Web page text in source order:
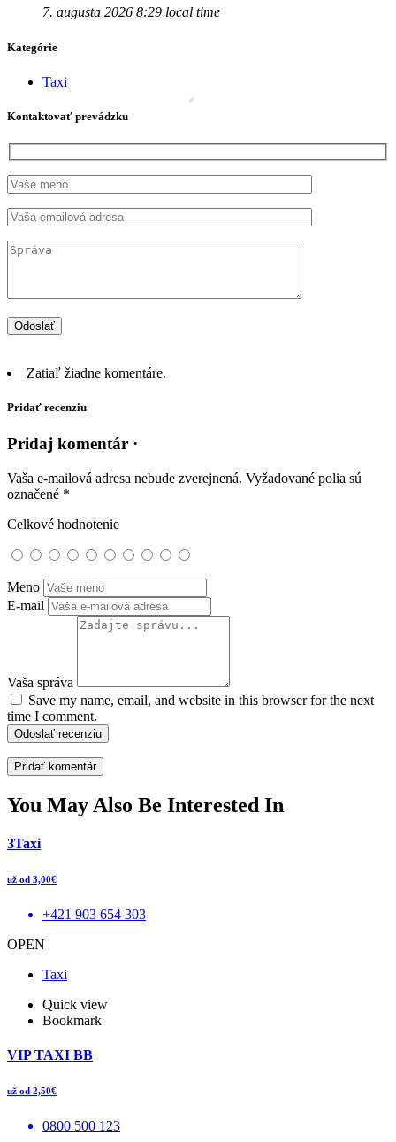
7. augusta 2026 8:29 local time
Kategórie
Taxi
Kontaktovať prevádzku
Zatiaľ žiadne komentáre.
Pridať recenziu
Pridaj komentár ·
Vaša e-mailová adresa nebude zverejnená. Vyžadované polia sú
označené *
Celkové hodnotenie
Meno
E-mail
Vaša správa
Save my name, email, and website in this browser for the next
time I comment.
Odoslať recenziu
You May Also Be Interested In
3Taxi
už od 3,00€
+421 903 654 303
OPEN
Taxi
Quick view
Bookmark
VIP TAXI BB
už od 2,50€
0800 500 123